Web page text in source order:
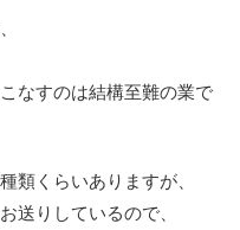
なすのは結構至難の業で
類くらいありますが、
送りしているので、